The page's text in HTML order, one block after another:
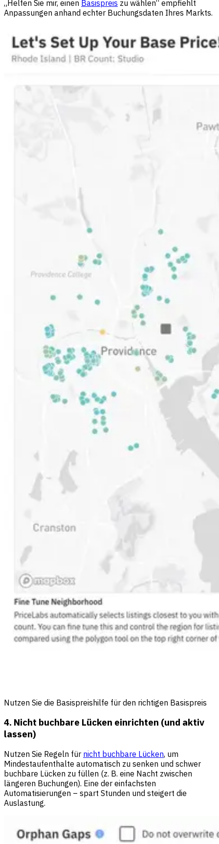
„Helfen Sie mir, einen Basispreis zu wählen“ empfiehlt
Anpassungen anhand echter Buchungsdaten Ihres Markts.
Nutzen Sie die Basispreishilfe für den richtigen Basispreis
4. Nicht buchbare Lücken einrichten (und aktiv
lassen)
Nutzen Sie Regeln für nicht buchbare Lücken, um
Mindestaufenthalte automatisch zu senken und schwer
buchbare Lücken zu füllen (z. B. eine Nacht zwischen
längeren Buchungen). Eine der einfachsten
Automatisierungen – spart Stunden und steigert die
Auslastung.